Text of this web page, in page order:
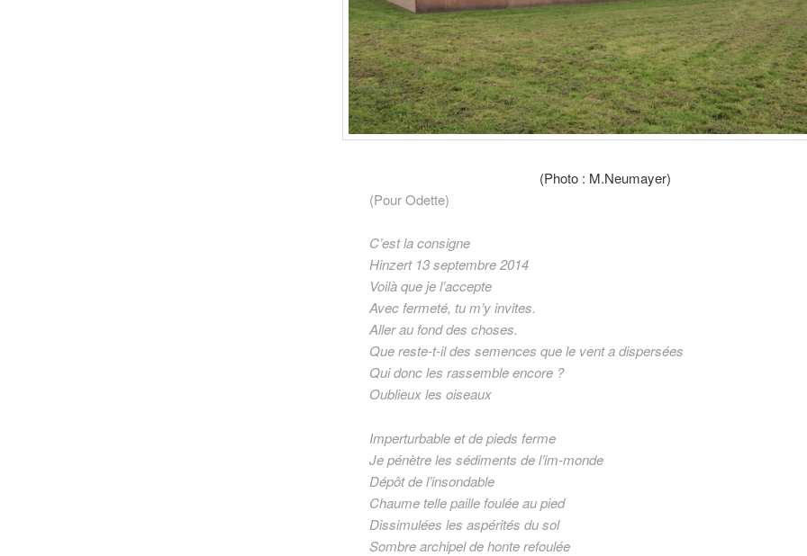
(Photo : M.Neumayer)
(Pour Odette)
C’est la consigne
Hinzert 13 septembre 2014
Voilà que je l’accepte
Avec fermeté, tu m’y invites.
Aller au fond des choses.
Que reste-t-il des semences que le vent a dispersées
Qui donc les rassemble encore ?
Oublieux les oiseaux
Imperturbable et de pieds ferme
Je pénètre les sédiments de l’im-monde
Dépôt de l’insondable
Chaume telle paille foulée au pied
Dissimulées les aspérités du sol
Sombre archipel de honte refoulée